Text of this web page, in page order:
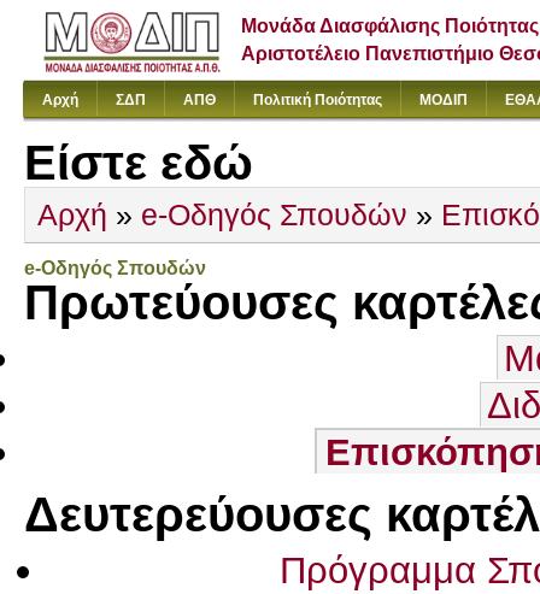
Μονάδα Διασφάλισης Ποιότητας
Αριστοτέλειο Πανεπιστήμιο
Αρχή ΣΔΠ ΑΠΘ Πολιτική Ποιότητας ΜΟΔΙΠ
Είστε εδώ
Αρχή » e-Οδηγός Σπουδών »
e-Οδηγός Σπουδών
Πρωτεύουσες
Δευτερεύουσες
Πρόγραμμα